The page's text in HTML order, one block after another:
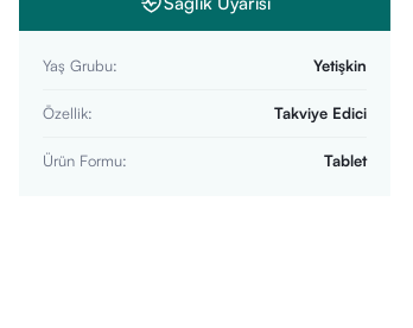
Yaş Grubu: Yetişkin
Özellik: Takviye Edici
Ürün Formu: Tablet